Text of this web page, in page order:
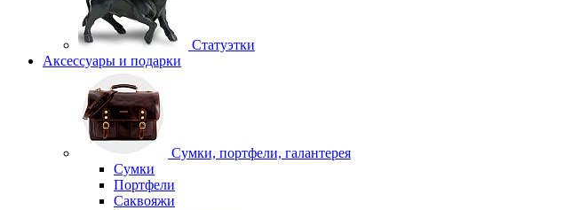
Статуэтки
Аксессуары и подарки
Сумки, портфели, галантерея
Сумки
Портфели
Саквояжи